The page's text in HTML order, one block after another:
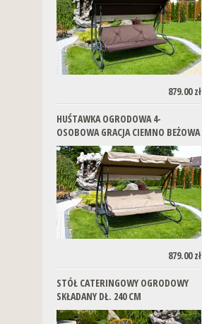
879.00 zł
HUŚTAWKA OGRODOWA 4-
OSOBOWA GRACJA CIEMNO BEŻOWA
879.00 zł
STÓŁ CATERINGOWY OGRODOWY
SKŁADANY DŁ. 240 CM